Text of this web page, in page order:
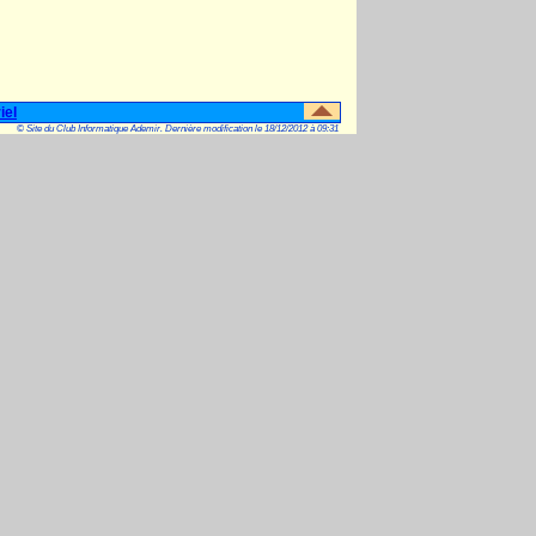
© Site du Club Informatique Ademir. Dernière modification le 18/12/2012 à 09:31